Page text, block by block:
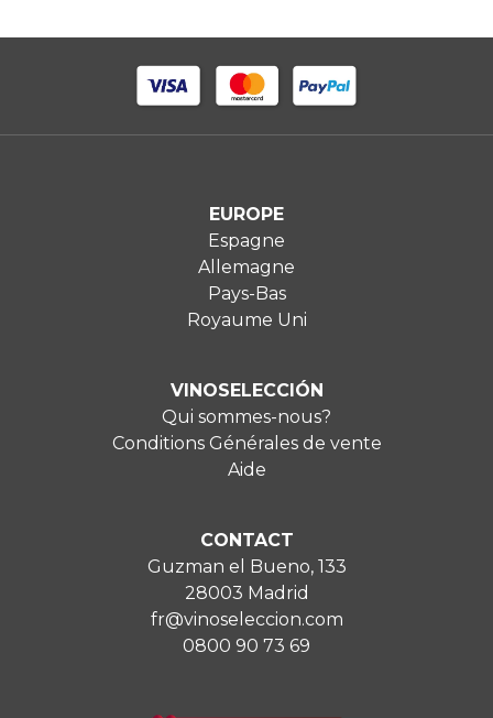
EUROPE
Espagne
Allemagne
Pays-Bas
Royaume Uni
VINOSELECCIÓN
Qui sommes-nous?
Conditions Générales de vente
Aide
CONTACT
Guzman el Bueno, 133
28003 Madrid
fr@vinoseleccion.com
0800 90 73 69